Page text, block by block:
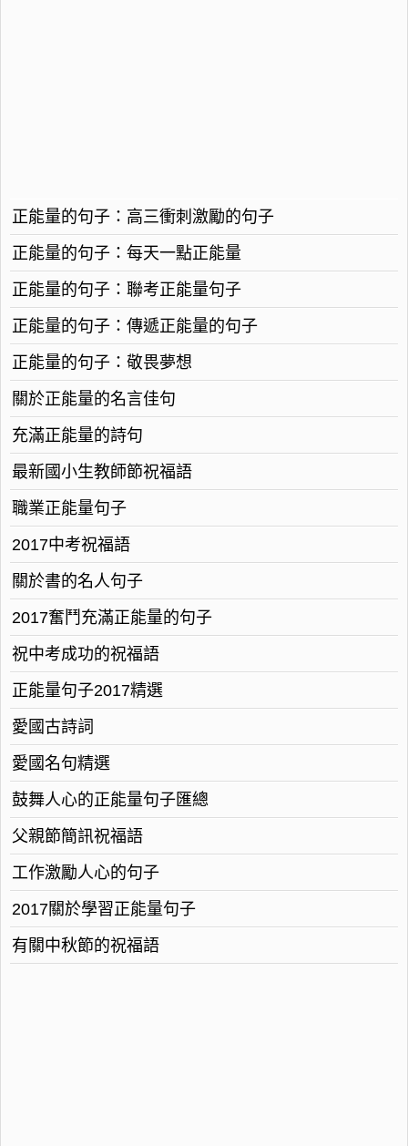
正能量的句子：高三衝刺激勵的句子
正能量的句子：每天一點正能量
正能量的句子：聯考正能量句子
正能量的句子：傳遞正能量的句子
正能量的句子：敬畏夢想
關於正能量的名言佳句
充滿正能量的詩句
最新國小生教師節祝福語
職業正能量句子
2017中考祝福語
關於書的名人句子
2017奮鬥充滿正能量的句子
祝中考成功的祝福語
正能量句子2017精選
愛國古詩詞
愛國名句精選
鼓舞人心的正能量句子匯總
父親節簡訊祝福語
工作激勵人心的句子
2017關於學習正能量句子
有關中秋節的祝福語